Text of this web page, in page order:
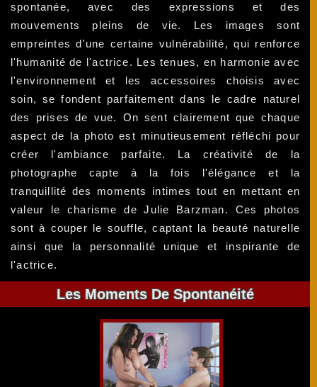
spontanée, avec des expressions et des
mouvements pleins de vie. Les images sont
empreintes d'une certaine vulnérabilité, qui renforce
l'humanité de l'actrice. Les tenues, en harmonie avec
l'environnement et les accessoires choisis avec
soin, se fondent parfaitement dans le cadre naturel
des prises de vue. On sent clairement que chaque
aspect de la photo est minutieusement réfléchi pour
créer l'ambiance parfaite. La créativité de la
photographe capte à la fois l'élégance et la
tranquillité des moments intimes tout en mettant en
valeur le charisme de Julie Barzman. Ces photos
sont à couper le souffle, captant la beauté naturelle
ainsi que la personnalité unique et inspirante de
l'actrice.
Les Moments De Spontanéité